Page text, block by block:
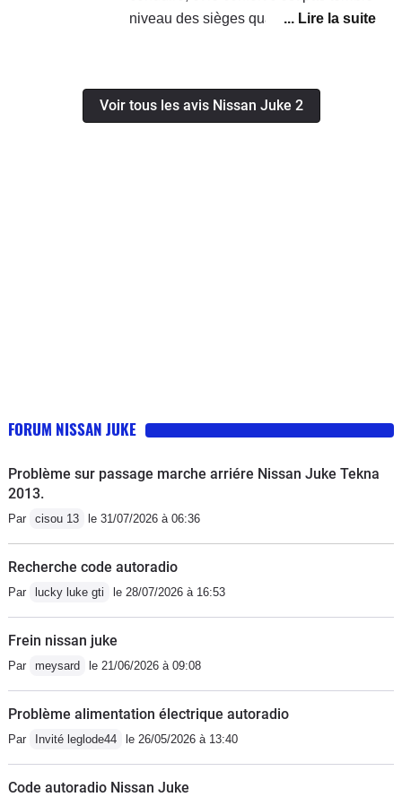
niveau des sièges quand on fait des
sa pousse bien j était étonné, y a
grand coffre pour un petit suv, et la
Voir tous les avis Nissan Juke 2
FORUM NISSAN JUKE
Problème sur passage marche arriére Nissan Juke Tekna
2013.
Par cisou 13 le 31/07/2026 à 06:36
Recherche code autoradio
Par lucky luke gti le 28/07/2026 à 16:53
Frein nissan juke
Par meysard le 21/06/2026 à 09:08
Problème alimentation électrique autoradio
Par Invité leglode44 le 26/05/2026 à 13:40
Code autoradio Nissan Juke